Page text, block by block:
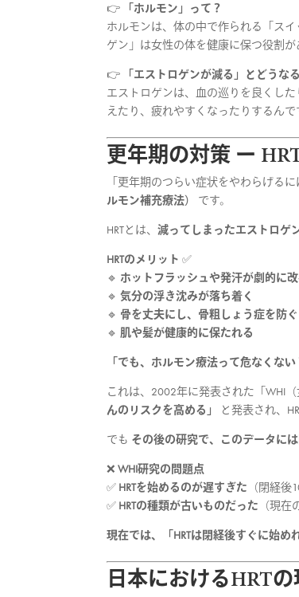
👉
「ホルモン」って？
ホルモンは、体の中で作られる「ス
ゲン」は女性の体を健康に保つ役割が
👉
「エストロゲンが減る」とどうな
エストロゲンは、血の巡りを良くし
えたり、疲れやすくなったりするんで
更年期の対策 ー
「更年期のつらい症状をやわらげる
ルモン補充療法）
です。
HRTとは、減ってしまったエストロゲ
HRTのメリット ✅
🔹 ホットフラッシュや発汗が劇的に
🔹気分の浮き沈みが落ち着く
🔹 骨を丈夫にし、骨粗しょう症を防ぐ
🔹肌や髪が健康的に保たれる
「でも、ホルモン療法って危なくない
これは、2002年に発表された「WHI
んのリスクを高める」
と発表され、
でも その後の研究で、このデータに
❌WHI研究の問題点
✅ HRTを始めるのが遅すぎた （閉経
✅ HRTの種類が古いものだった （現
現在では、「HRTは閉経後すぐに始め
日本におけるHRT